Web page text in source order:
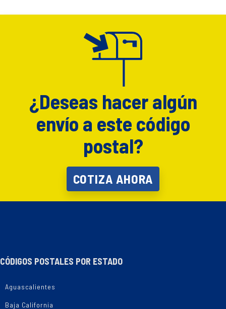
¿Deseas hacer algún
envío a este código
postal?
COTIZA AHORA
CÓDIGOS POSTALES POR ESTADO
Aguascalientes
Baja California